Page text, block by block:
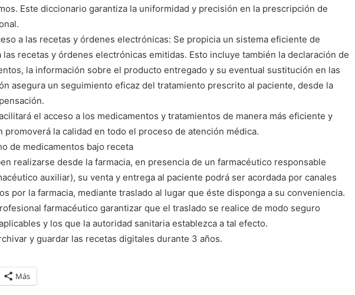
Este diccionario garantiza la uniformidad y precisión en la prescripción de
a las recetas y órdenes electrónicas: Se propicia un sistema eficiente de
las recetas y órdenes electrónicas emitidas. Esto incluye también la declaración de
la información sobre el producto entregado y su eventual sustitución en las
asegura un seguimiento eficaz del tratamiento prescrito al paciente, desde la
el acceso a los medicamentos y tratamientos de manera más eficiente y
promoverá la calidad en todo el proceso de atención médica.
de medicamentos bajo receta
realizarse desde la farmacia, en presencia de un farmacéutico responsable
auxiliar), su venta y entrega al paciente podrá ser acordada por canales
por la farmacia, mediante traslado al lugar que éste disponga a su conveniencia.
farmacéutico garantizar que el traslado se realice de modo seguro
y los que la autoridad sanitaria establezca a tal efecto.
y guardar las recetas digitales durante 3 años.
Más